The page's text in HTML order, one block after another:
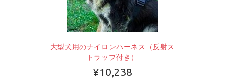
大型犬用のナイロンハーネス（反射ス
トラップ付き）
¥10,238